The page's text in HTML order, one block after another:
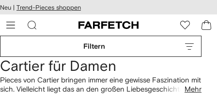
zum
Neu | Trend-Pieces shoppen
Filtern
Cartier für Damen
Pieces von Cartier bringen immer eine gewisse Faszination mit
sich. Vielleicht liegt das an den großen Liebesgeschichten,Mehr